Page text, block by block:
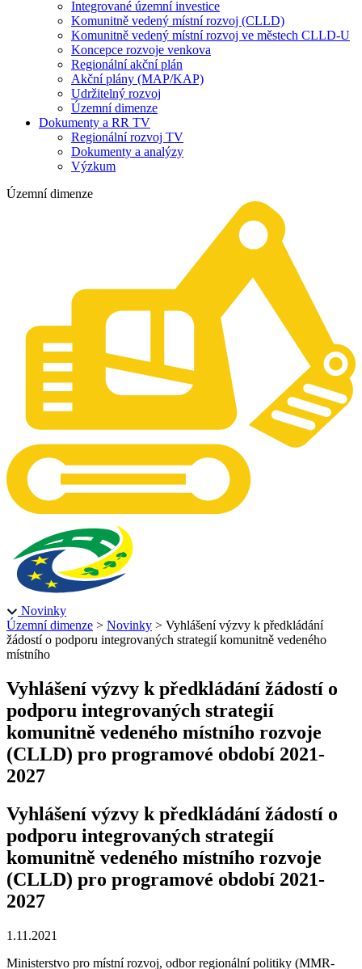
Integrované územní investice
Komunitně vedený místní rozvoj (CLLD)
Komunitně vedený místní rozvoj ve městech CLLD-U
Koncepce rozvoje venkova
Regionální akční plán
Akční plány (MAP/KAP)
Udržitelný rozvoj
Územní dimenze
Dokumenty a RR TV
Regionální rozvoj TV
Dokumenty a analýzy
Výzkum
Územní dimenze
Novinky
Územní dimenze > Novinky > Vyhlášení výzvy k předkládání
žádostí o podporu integrovaných strategií komunitně vedeného
místního
Vyhlášení výzvy k předkládání žádostí o
podporu integrovaných strategií
komunitně vedeného místního rozvoje
(CLLD) pro programové období 2021-
2027
Vyhlášení výzvy k předkládání žádostí o
podporu integrovaných strategií
komunitně vedeného místního rozvoje
(CLLD) pro programové období 2021-
2027
1.11.2021
Ministerstvo pro místní rozvoj, odbor regionální politiky (MMR-